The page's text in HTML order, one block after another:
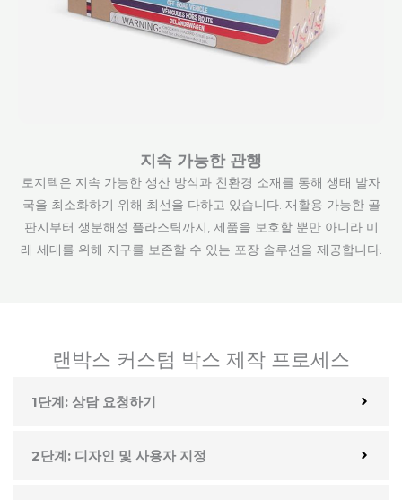
지속 가능한 관행
로지텍은 지속 가능한 생산 방식과 친환경 소재를 통해 생태 발자
국을 최소화하기 위해 최선을 다하고 있습니다. 재활용 가능한 골
판지부터 생분해성 플라스틱까지, 제품을 보호할 뿐만 아니라 미
래 세대를 위해 지구를 보존할 수 있는 포장 솔루션을 제공합니다.
랜박스 커스텀 박스 제작 프로세스
1단계: 상담 요청하기
2단계: 디자인 및 사용자 지정